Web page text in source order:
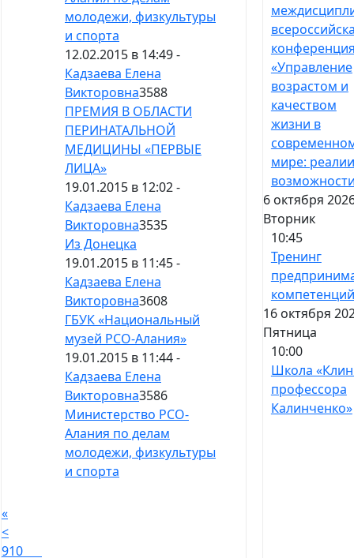
молодежи, физкультуры
и спорта
12.02.2015 в 14:49 -
Кадзаева Елена
Викторовна3588
ПРЕМИЯ В ОБЛАСТИ
ПЕРИНАТАЛЬНОЙ
МЕДИЦИНЫ «ПЕРВЫЕ
ЛИЦА»
19.01.2015 в 12:02 -
Кадзаева Елена
Викторовна3535
Из Донецка
19.01.2015 в 11:45 -
Кадзаева Елена
Викторовна3608
ГБУК «Национальный
музей РСО-Алания»
19.01.2015 в 11:44 -
Кадзаева Елена
Викторовна3586
Министерство РСО-
Алания по делам
молодежи, физкультуры
и спорта
«
<
910
«Управление
возрастом и
качеством
жизни в
мире:
6 октября
Вторник
10:45
Тренинг
компетенций
16 октября
Пятница
10:00
Школа
профессора
Калинченко»